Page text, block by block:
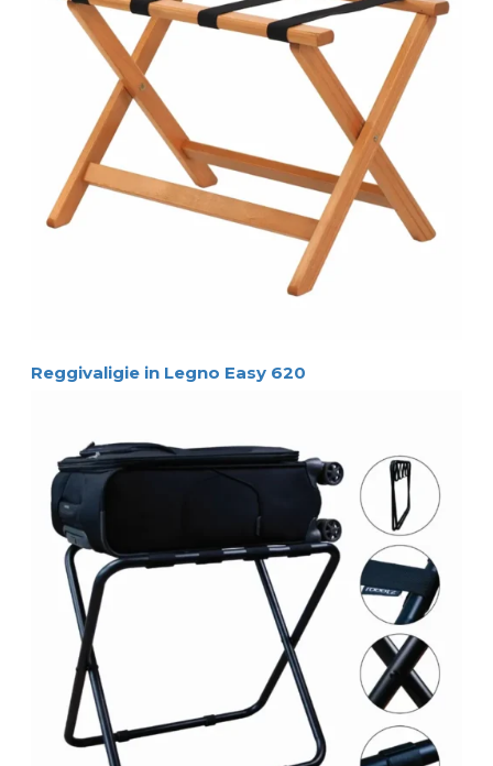
Reggivaligie in Legno Easy 620